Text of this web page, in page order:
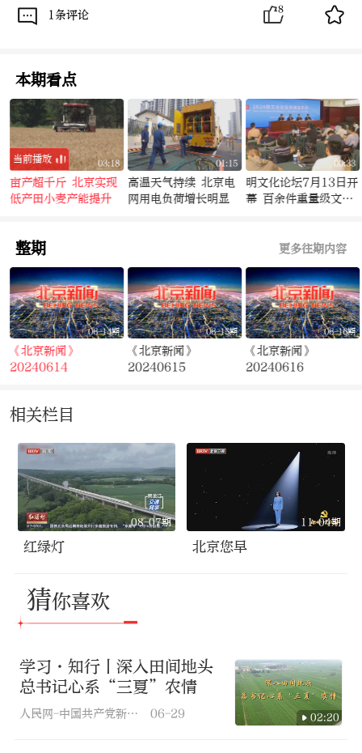
1条评论 8
本期看点
03:18
当前播放
亩产超千斤 北京实现
低产田小麦产能提升
01:15
高温天气持续 北京电
网用电负荷增长明显
00:33
明文化论坛7月13日开
幕 百余件重量级文物
整期 更多往期内容
06-14期
《北京新闻》
20240614
06-15期
《北京新闻》
20240615
06-16期
《北京新闻》
20240616
相关栏目
08-07期
红绿灯
11-04期
北京您早
猜你喜欢
学习·知行丨深入田间地头
总书记心系“三夏”农情
人民网-中国共产党新闻网 06-29 02:20